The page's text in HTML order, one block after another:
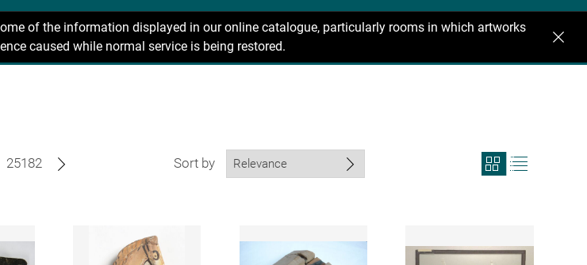
of the information displayed in our online catalogue, particularly rooms in which artworks
caused while normal service is being restored.
25182 Sort by
View
search